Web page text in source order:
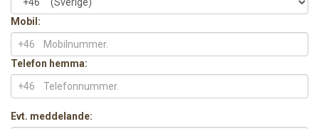
Mobil:
+46
Telefon hemma:
+46
Evt. meddelande: